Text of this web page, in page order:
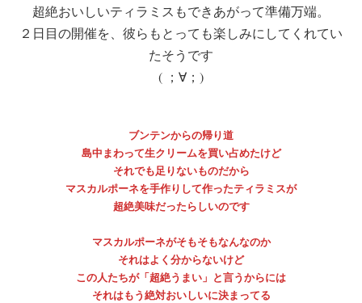
超絶おいしいティラミスもできあがって準備万端。
２日目の開催を、彼らもとっても楽しみにしてくれてい
たそうです
( ；∀；)
ブンテンからの帰り道
島中まわって生クリームを買い占めたけど
それでも足りないものだから
マスカルポーネを手作りして作ったティラミスが
超絶美味だったらしいのです
マスカルポーネがそもそもなんなのか
それはよく分からないけど
この人たちが「超絶うまい」と言うからには
それはもう絶対おいしいに決まってる